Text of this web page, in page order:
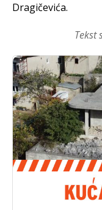
Dragičevića.
Tekst